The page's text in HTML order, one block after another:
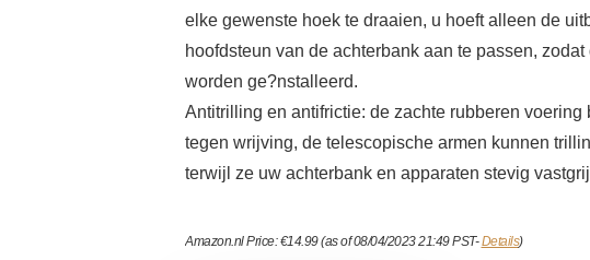
elke gewenste hoek te draaien, u hoeft alleen de
hoofdsteun van de achterbank aan te passen,
worden ge?nstalleerd.
Antitrilling en antifrictie: de zachte rubberen voering
tegen wrijving, de telescopische armen kunnen
terwijl ze uw achterbank en apparaten stevig
Amazon.nl Price:€14.99(as of 08/04/2023 21:49 PST-Details)